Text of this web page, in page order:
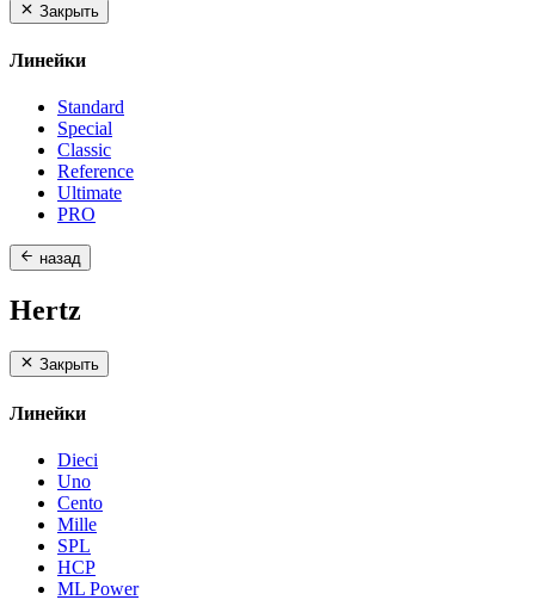
Закрыть
Линейки
Standard
Special
Classic
Reference
Ultimate
PRO
назад
Hertz
Закрыть
Линейки
Dieci
Uno
Cento
Mille
SPL
HCP
ML Power